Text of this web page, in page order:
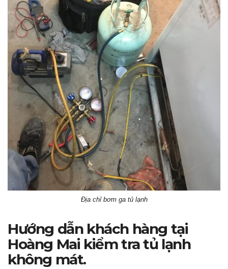
Địa chỉ bơm ga tủ lạnh
Hướng dẫn khách hàng tại
Hoàng Mai kiểm tra tủ lạnh
không mát.